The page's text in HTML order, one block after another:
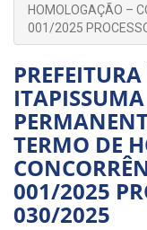
HOMOLOGAÇÃO –
001/2025
TERMO DE
001/2025
030/2025